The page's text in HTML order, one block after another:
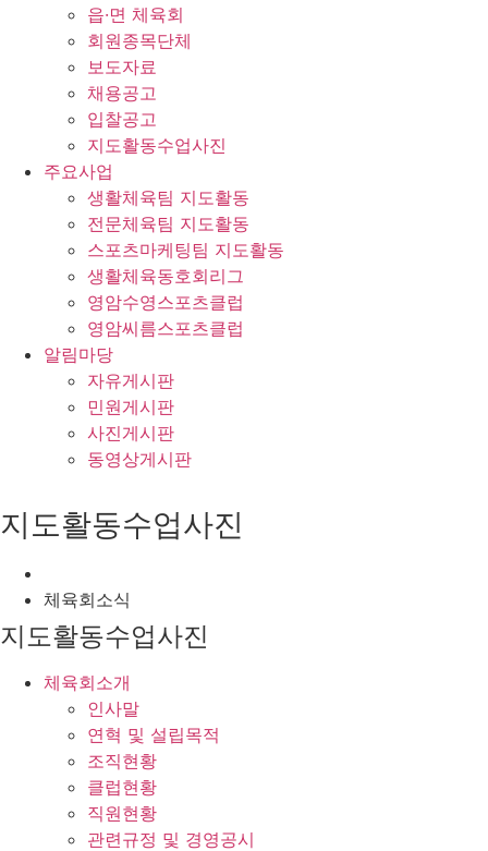
읍·면 체육회
회원종목단체
보도자료
채용공고
입찰공고
지도활동수업사진
주요사업
생활체육팀 지도활동
전문체육팀 지도활동
스포츠마케팅팀 지도활동
생활체육동호회리그
영암수영스포츠클럽
영암씨름스포츠클럽
알림마당
자유게시판
민원게시판
사진게시판
동영상게시판
지도활동수업사진
체육회소식
지도활동수업사진
체육회소개
인사말
연혁 및 설립목적
조직현황
클럽현황
직원현황
관련규정 및 경영공시